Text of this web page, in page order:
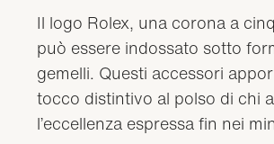
Il logo Rolex, una corona a
può essere indossato sotto
gemelli. Questi accessori
tocco distintivo al polso di chi
l’eccellenza espressa fin nei